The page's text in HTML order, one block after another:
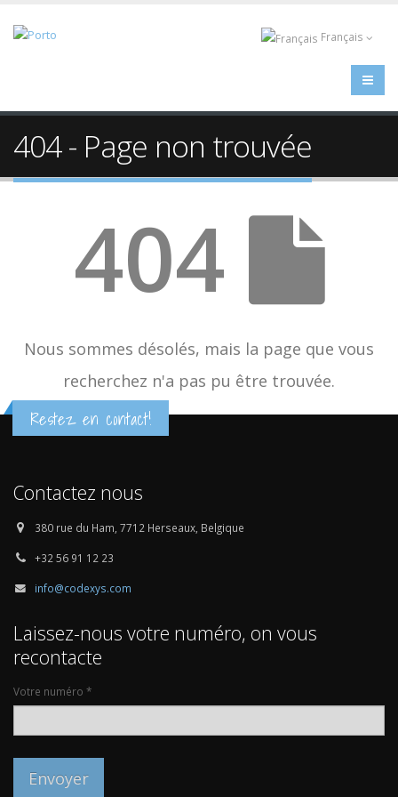
Français
404 - Page non trouvée
404
Nous sommes désolés, mais la page que vous
recherchez n'a pas pu être trouvée.
Restez en contact!
Contactez nous
380 rue du Ham, 7712 Herseaux, Belgique
+32 56 91 12 23
info@codexys.com
Laissez-nous votre numéro, on vous
recontacte
Votre numéro *